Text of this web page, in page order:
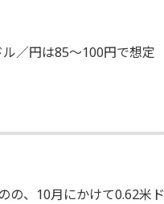
／円は85～100円で想定
の、10月にかけて0.62米ド